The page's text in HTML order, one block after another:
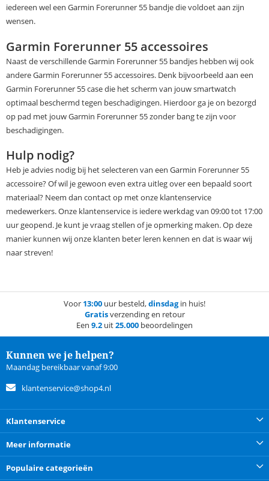
iedereen wel een Garmin Forerunner 55 bandje die voldoet aan zijn
wensen.
Garmin Forerunner 55 accessoires
Naast de verschillende Garmin Forerunner 55 bandjes hebben wij ook
andere Garmin Forerunner 55 accessoires. Denk bijvoorbeeld aan een
Garmin Forerunner 55 case die het scherm van jouw smartwatch
optimaal beschermd tegen beschadigingen. Hierdoor ga je on bezorgd
op pad met jouw Garmin Forerunner 55 zonder bang te zijn voor
beschadigingen.
Hulp nodig?
Heb je advies nodig bij het selecteren van een Garmin Forerunner 55
accessoire? Of wil je gewoon even extra uitleg over een bepaald soort
materiaal? Neem dan contact op met onze klantenservice
medewerkers. Onze klantenservice is iedere werkdag van 09:00 tot 17:00
uur geopend. Je kunt je vraag stellen of je opmerking maken. Op deze
manier kunnen wij onze klanten beter leren kennen en dat is waar wij
naar streven!
Voor 13:00 uur besteld,dinsdagin huis!
Gratisverzending en retour
Een 9.2 uit25.000 beoordelingen
Kunnen we je helpen?
Maandag bereikbaar vanaf 9:00
klantenservice@shop4.nl
Klantenservice
Meer informatie
Populaire categorieën